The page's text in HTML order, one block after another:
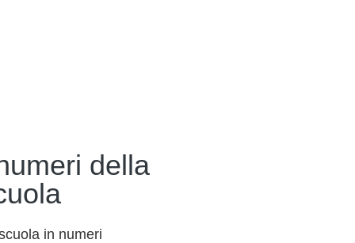
della
in numeri